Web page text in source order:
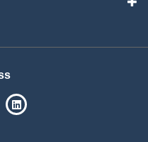
Facebook
SPSM på Instagram